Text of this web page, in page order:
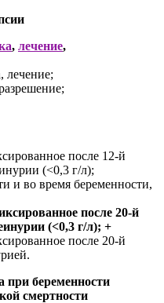
, лечение,
лечение;
после 12-й
(<0,3 г/л);
и во время беременности,
после 20-й
(<0,3 г/л); +
после 20-й
при беременности
смертности